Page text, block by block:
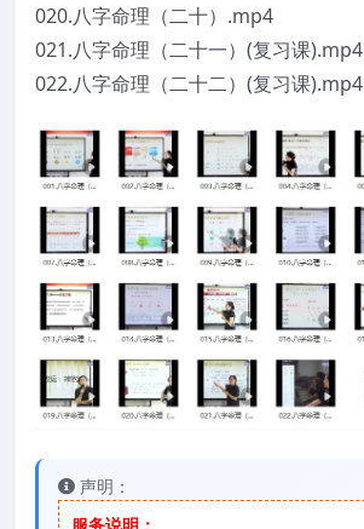
020.八字命理（二十）.mp4
021.八字命理（二十一）(复习课).mp4
022.八字命理（二十二）(复习课).mp4
声明：
服务说明：